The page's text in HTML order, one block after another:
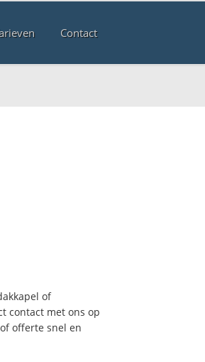
Contact
of
contact met ons op
offerte snel en